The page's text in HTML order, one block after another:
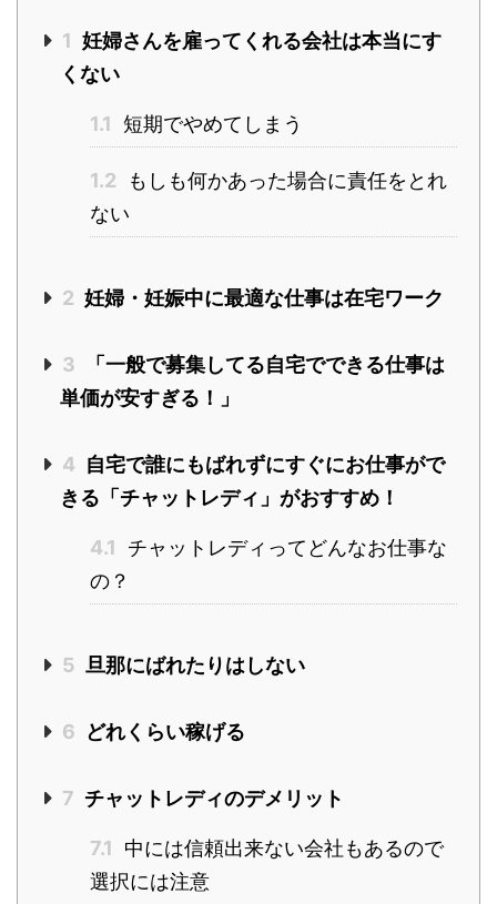
1 妊婦さんを雇ってくれる会社は本当にす
くない
1.1 短期でやめてしまう
1.2
もしも何かあった場合に責任をとれ
ない
2 妊婦・妊娠中に最適な仕事は在宅ワーク
3
「一般で募集してる自宅でできる仕事は
単価が安すぎる！」
4 自宅で誰にもばれずにすぐにお仕事がで
きる「チャットレディ」がおすすめ！
4.1
チャットレディってどんなお仕事な
の？
5 旦那にばれたりはしない
6 どれくらい稼げる
7 チャットレディのデメリット
7.1
中には信頼出来ない会社もあるので
選択には注意